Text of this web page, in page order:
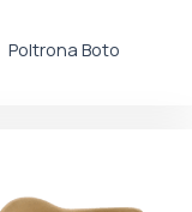
Poltrona Boto